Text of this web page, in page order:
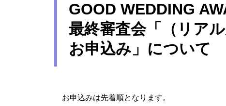
GOOD WEDDING
最終審査会「（リア
お申込み」について
お申込みは先着順となります。